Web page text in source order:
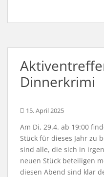
Dinnerkrimi
15. April 2025
Am Di, 29.4. ab 19:00
Stück für dieses Jahr zu
sind alle, die sich in
neuen Stück beteiligen
diesen Abend sind klar